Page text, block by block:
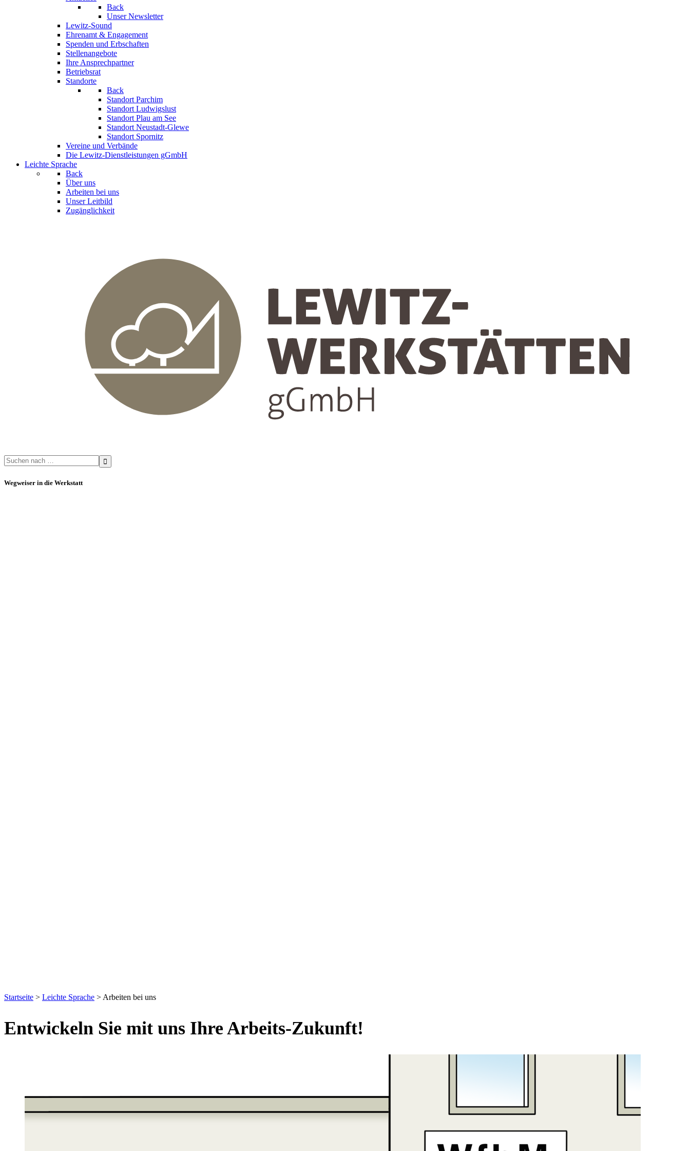
Back
Unser Newsletter
Lewitz-Sound
Ehrenamt & Engagement
Spenden und Erbschaften
Stellenangebote
Ihre Ansprechpartner
Betriebsrat
Standorte
Back
Standort Parchim
Standort Ludwigslust
Standort Plau am See
Standort Neustadt-Glewe
Standort Spornitz
Vereine und Verbände
Die Lewitz-Dienstleistungen gGmbH
Leichte Sprache
Back
Über uns
Arbeiten bei uns
Unser Leitbild
Zugänglichkeit
Search
for:
Wegweiser in die Werkstatt
Startseite > Leichte Sprache > Arbeiten bei uns
Entwickeln Sie mit uns Ihre Arbeits-Zukunft!